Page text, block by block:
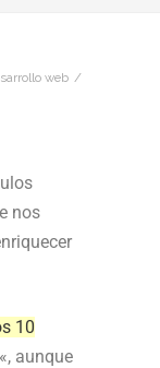
web /
nos
10
«, aunque